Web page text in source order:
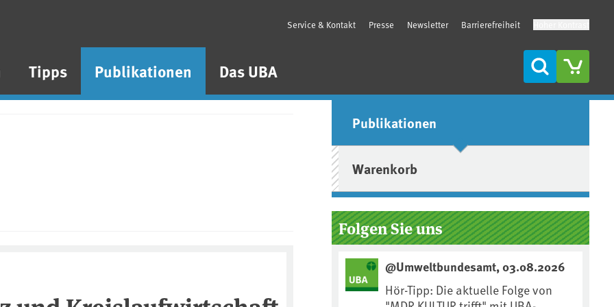
Tipps Publikationen Das UBA
Service & Kontakt Presse Newsletter Barrierefreiheit
Suche
Seitenleiste
Publikationen
Warenkorb
Folgen Sie uns
@Umweltbundesamt, 03.08.2026
Hör-Tipp: Die aktuelle Folge von